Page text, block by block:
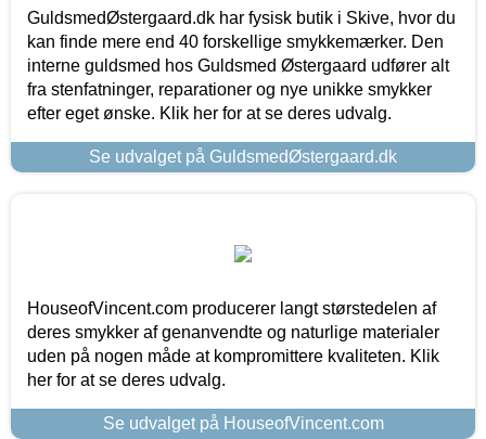
GuldsmedØstergaard.dk har fysisk butik i Skive, hvor du
kan finde mere end 40 forskellige smykkemærker. Den
interne guldsmed hos Guldsmed Østergaard udfører alt
fra stenfatninger, reparationer og nye unikke smykker
efter eget ønske. Klik her for at se deres udvalg.
Se udvalget på GuldsmedØstergaard.dk
HouseofVincent.com producerer langt størstedelen af
deres smykker af genanvendte og naturlige materialer
uden på nogen måde at kompromittere kvaliteten. Klik
her for at se deres udvalg.
Se udvalget på HouseofVincent.com